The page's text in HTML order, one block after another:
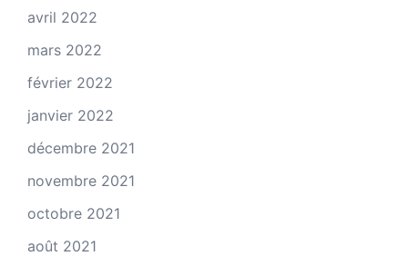
avril 2022
mars 2022
février 2022
janvier 2022
décembre 2021
novembre 2021
octobre 2021
août 2021